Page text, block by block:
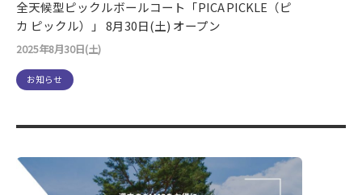
全天候型ピックルボールコート「PICA PICKLE（ピ
カ ピックル）」 8月30日(土) オープン
2025年8月30日(土)
お知らせ